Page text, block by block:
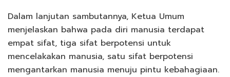
Dalam lanjutan sambutannya, Ketua Umum
menjelaskan bahwa pada diri manusia terdapat
empat sifat, tiga sifat berpotensi untuk
mencelakakan manusia, satu sifat berpotensi
mengantarkan manusia menuju pintu kebahagiaan.